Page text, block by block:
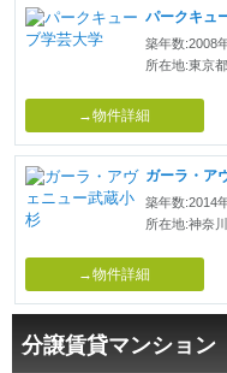
パークキュ
築年数:2008
所在地:東京
→物件詳細
築年数:2014
所在地:神奈
→物件詳細
分譲賃貸マンション